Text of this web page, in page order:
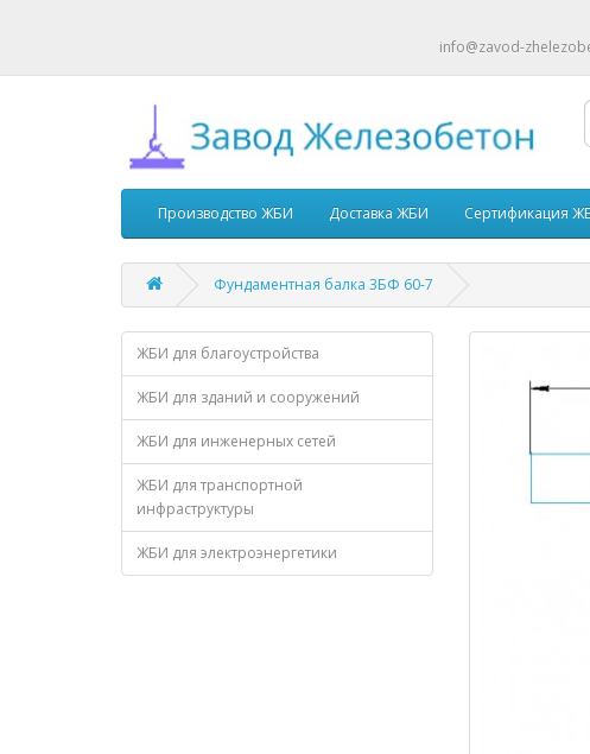
info@zavod-
Производство ЖБИ Доставка ЖБИ Сертификация
Фундаментная балка 3БФ 60-7
ЖБИ для благоустройства
ЖБИ для зданий и сооружений
ЖБИ для инженерных сетей
ЖБИ для транспортной
инфраструктуры
ЖБИ для электроэнергетики